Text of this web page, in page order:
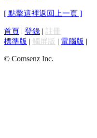
[ 點擊這裡返回上一頁 ]
首頁 | 登錄 | 註冊
標準版 | 觸屏版 | 電腦版 |
© Comsenz Inc.